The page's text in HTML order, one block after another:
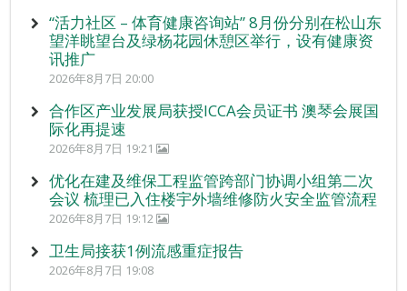
“活力社区 – 体育健康咨询站” 8月份分别在松山东
望洋眺望台及绿杨花园休憩区举行，设有健康资
讯推广
2026年8月7日 20:00
合作区产业发展局获授ICCA会员证书 澳琴会展国
际化再提速
2026年8月7日 19:21
优化在建及维保工程监管跨部门协调小组第二次
会议 梳理已入住楼宇外墙维修防火安全监管流程
2026年8月7日 19:12
卫生局接获1例流感重症报告
2026年8月7日 19:08